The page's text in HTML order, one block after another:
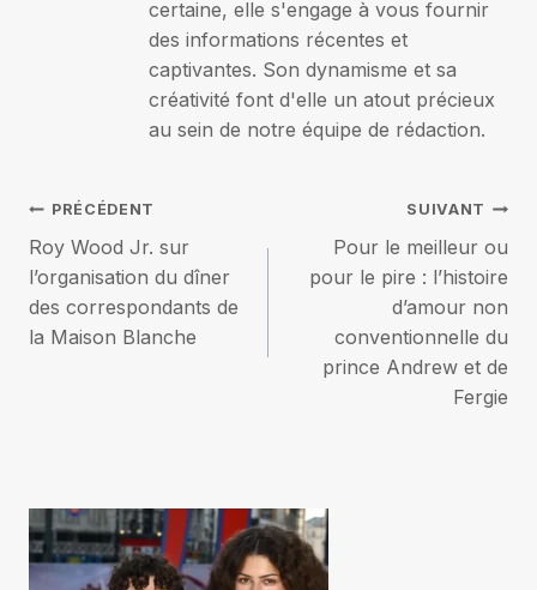
certaine, elle s'engage à vous fournir
des informations récentes et
captivantes. Son dynamisme et sa
créativité font d'elle un atout précieux
au sein de notre équipe de rédaction.
Navigation
de
l’article
PRÉCÉDENT
Roy Wood Jr. sur
l’organisation du dîner
des correspondants de
la Maison Blanche
SUIVANT
Pour le meilleur ou
pour le pire : l’histoire
d’amour non
conventionnelle du
prince Andrew et de
Fergie